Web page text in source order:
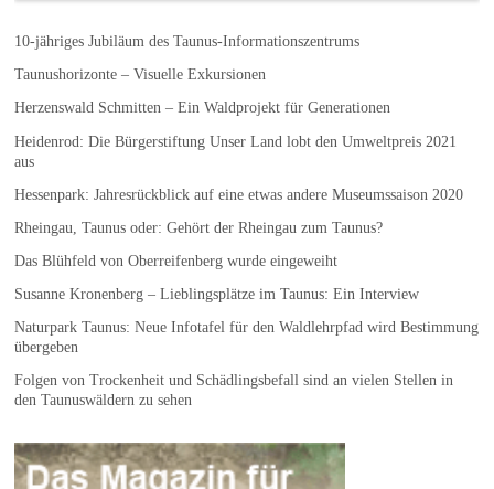
10-jähriges Jubiläum des Taunus-Informationszentrums
Taunushorizonte – Visuelle Exkursionen
Herzenswald Schmitten – Ein Waldprojekt für Generationen
Heidenrod: Die Bürgerstiftung Unser Land lobt den Umweltpreis 2021
aus
Hessenpark: Jahresrückblick auf eine etwas andere Museumssaison 2020
Rheingau, Taunus oder: Gehört der Rheingau zum Taunus?
Das Blühfeld von Oberreifenberg wurde eingeweiht
Susanne Kronenberg – Lieblingsplätze im Taunus: Ein Interview
Naturpark Taunus: Neue Infotafel für den Waldlehrpfad wird Bestimmung
übergeben
Folgen von Trockenheit und Schädlingsbefall sind an vielen Stellen in
den Taunuswäldern zu sehen